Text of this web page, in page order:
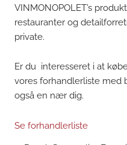
VINMONOPOLET’s
restauranter og
private.
Er du interesseret i at
vores forhandlerliste med
også en nær dig.
Se forhandlerliste